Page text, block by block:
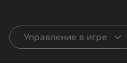
Управление в игре